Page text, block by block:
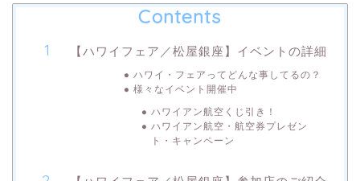
Contents
【ハワイフェア／松屋銀座】イベントの詳細
ハワイ・フェアってどんな事してるの？
様々なイベント開催中
ハワイアン航空くじ引き！
ハワイアン航空・航空券プレゼン
ト・キャンペーン